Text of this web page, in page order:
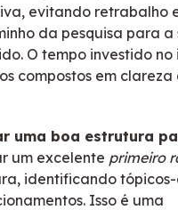
evitando retrabalho
da pesquisa para a
O tempo investido no
compostos em clareza
uma boa estrutura
um excelente primeiro
identificando
Isso é uma